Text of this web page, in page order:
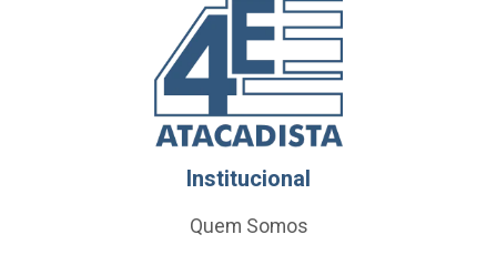
Institucional
Quem Somos